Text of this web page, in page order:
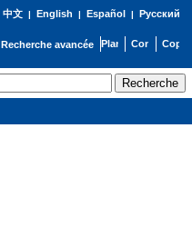
中文| English | Español | Русский
Recherche avancée